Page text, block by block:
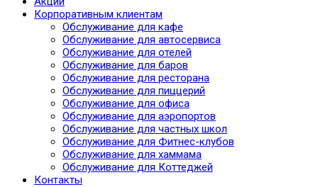
Корпоративным клиентам
Обслуживание для кафе
Обслуживание для автосервиса
Обслуживание для отелей
Обслуживание для баров
Обслуживание для ресторана
Обслуживание для пиццерий
Обслуживание для офиса
Обслуживание для аэропортов
Обслуживание для частных школ
Обслуживание для Фитнес-клубов
Обслуживание для хаммама
Обслуживание для Коттеджей
Контакты